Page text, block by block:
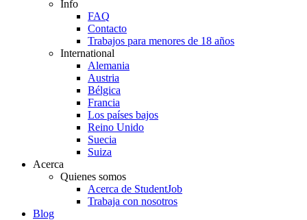
Info
FAQ
Contacto
Trabajos para menores de 18 años
International
Alemania
Austria
Bélgica
Francia
Los países bajos
Reino Unido
Suecia
Suiza
Acerca
Quienes somos
Acerca de StudentJob
Trabaja con nosotros
Blog